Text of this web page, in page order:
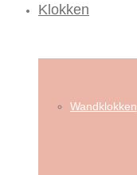
Klokken
Wandklokken